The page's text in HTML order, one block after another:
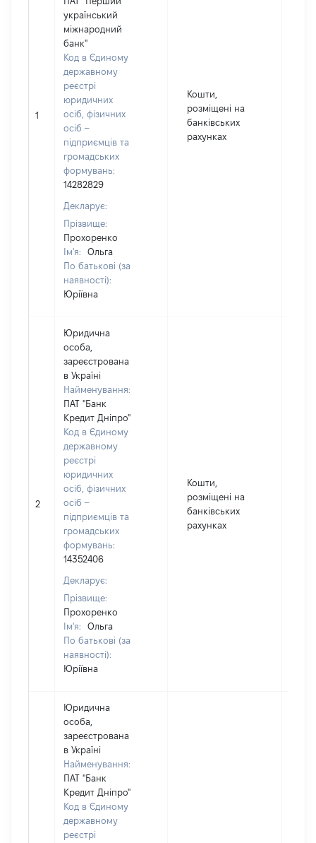
1
український
міжнародний
банк"
Код в Єдиному
державному
реєстрі
юридичних
осіб, фізичних
осіб –
підприємців та
громадських
формувань:
14282829
Декларує:
Прізвище:
Прохоренко
Ім'я:
Ольга
По батькові (за
наявності):
Юріївна
Кошти,
розміщені на
банківських
рахунках
2
Юридична
особа,
зареєстрована
в Україні
Найменування:
ПАТ "Банк
Кредит Дніпро"
Код в Єдиному
державному
реєстрі
юридичних
осіб, фізичних
осіб –
підприємців та
громадських
формувань:
14352406
Декларує:
Прізвище:
Прохоренко
Ім'я:
Ольга
По батькові (за
наявності):
Юріївна
Кошти,
розміщені на
банківських
рахунках
Юридична
особа,
зареєстрована
в Україні
Найменування:
ПАТ "Банк
Кредит Дніпро"
Код в Єдиному
державному
реєстрі